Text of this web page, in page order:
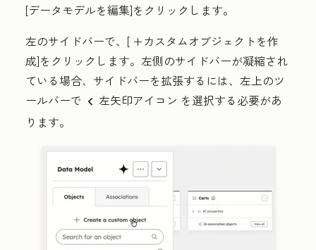
[データモデルを編集]をクリックします。
左のサイドバーで、[ +カスタムオブジェクトを作
成]をクリックします。左側のサイドバーが凝縮され
ている場合、サイドバーを拡張するには、左上のツ
ールバーで
left 左矢印アイコン を選択する必要があ
ります。